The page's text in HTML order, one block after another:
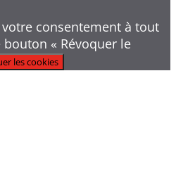
consentement à tout
« Révoquer le
les cookies